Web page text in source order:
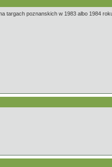
targach poznanskich w 1983 albo 1984